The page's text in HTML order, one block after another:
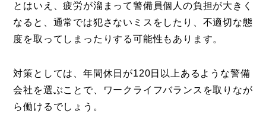
とはいえ、疲労が溜まって警備員個人の負担が大きく
なると、通常では犯さないミスをしたり、不適切な態
度を取ってしまったりする可能性もあります。
対策としては、年間休日が120日以上あるような警備
会社を選ぶことで、ワークライフバランスを取りなが
ら働けるでしょう。